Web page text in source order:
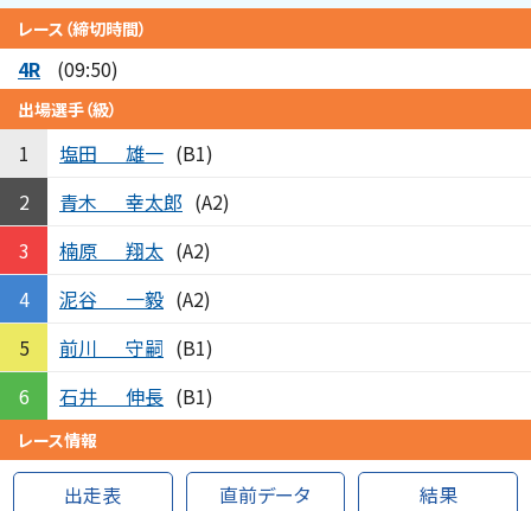
レース（締切時間）
4R (09:50)
出場選手（級）
1 塩田 雄一 (B1)
2
青木 幸太郎 (A2)
3
楠原 翔太 (A2)
4
泥谷 一毅 (A2)
5
前川 守嗣 (B1)
6
石井 伸長 (B1)
レース情報
出走表 直前データ 結果